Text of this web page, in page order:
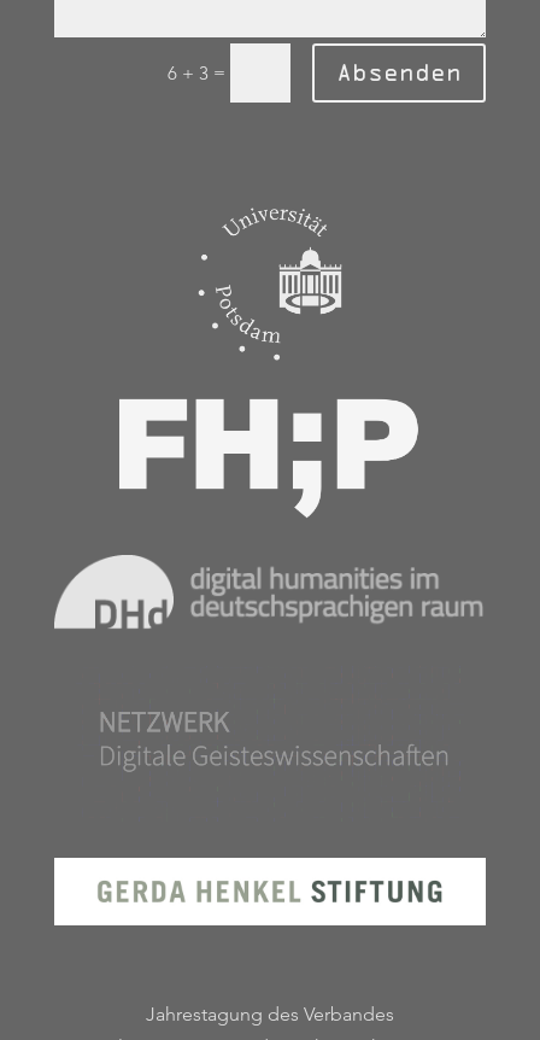
6 + 3 = Absenden
Jahrestagung des Verbandes